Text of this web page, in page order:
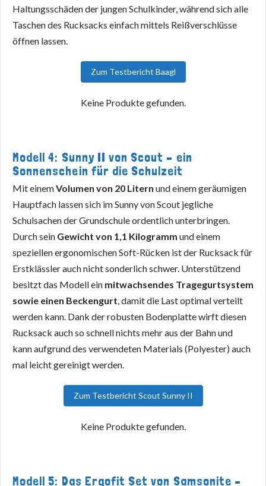
Haltungsschäden der jungen Schulkinder, während sich alle
Taschen des Rucksacks einfach mittels Reißverschlüsse
öffnen lassen.
Zum Testbericht Baagl
Keine Produkte gefunden.
Modell 4: Sunny II von Scout – ein
Sonnenschein für die Schulzeit
Mit einemVolumen von 20 Litern und einem geräumigen
Hauptfach lassen sich im Sunny von Scout jegliche
Schulsachen der Grundschule ordentlich unterbringen.
Durch sein Gewicht von 1,1 Kilogramm und einem
speziellen ergonomischen Soft-Rücken ist der Rucksack für
Erstklässler auch nicht sonderlich schwer. Unterstützend
besitzt das Modell ein mitwachsendes Tragegurtsystem
sowie einen Beckengurt, damit die Last optimal verteilt
werden kann. Dank der robusten Bodenplatte wirft diesen
Rucksack auch so schnell nichts mehr aus der Bahn und
kann aufgrund des verwendeten Materials (Polyester) auch
mal leicht gereinigt werden.
Zum Testbericht Scout Sunny II
Keine Produkte gefunden.
Modell 5: Das Ergofit Set von Samsonite –